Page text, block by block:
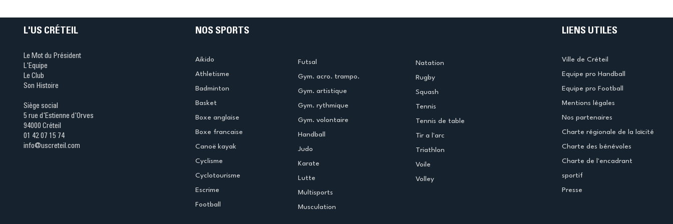
L'US CRÉTEIL
Le Mot du Président
L'Equipe
Le Club
Son Histoire
Siège social
5 rue d'Estienne d'Orves
94000 Créteil
01 42 07 15 74
info@uscreteil.com
NOS SPORTS
Aikido
Athletisme
Badminton
Basket
Boxe anglaise
Boxe francaise
Canoë kayak
Cyclisme
Cyclotourisme
Escrime
Football
Futsal
Gym. acro. trampo.
Gym. artistique
Gym. rythmique
Gym. volontaire
Handball
Judo
Karate
Lutte
Multisports
Musculation
Natation
Rugby
Squash
Tennis
Tennis de table
Tir a l'arc
Triathlon
Voile
Volley
LIENS UTILES
Ville de Créteil
Equipe pro Handball
Equipe pro Football
Mentions légales
Nos partenaires
Charte régionale de la laïcité
Charte des bénévoles
Charte de l'encadrant
sportif
Presse